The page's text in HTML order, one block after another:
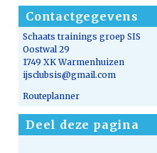
Contactgegevens
Schaats trainings groep SIS
Oostwal 29
1749 XK Warmenhuizen
ijsclubsis@gmail.com
Routeplanner
Deel deze pagina